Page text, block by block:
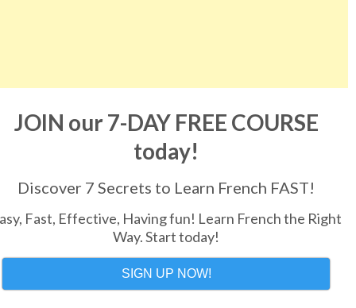
JOIN our 7-DAY FREE COURSE
today!
Discover 7 Secrets to Learn French FAST!
Fast, Effective, Having fun! Learn French the Right
Way. Start today!
SIGN UP NOW!